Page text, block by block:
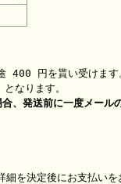
400 円を貰い受けます
なります。
、 発送前に一度メール
細を決定後にお支払いを